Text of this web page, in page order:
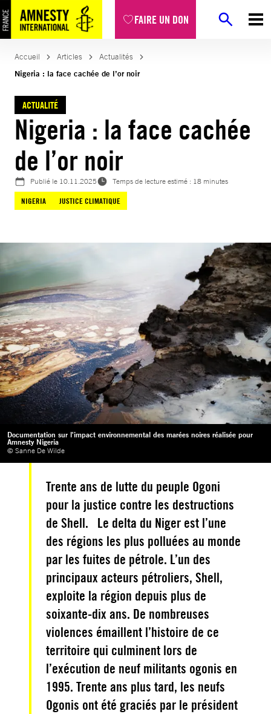
FAIRE UN DON
Aller
au
contenu
Accueil Articles
Actualités
Nigeria : la face cachée de l’or noir
ACTUALITÉ
Nigeria : la face cachée
de l’or noir
Publié le 10.11.2025
Temps de lecture estimé : 18 minutes
NIGERIA
JUSTICE CLIMATIQUE
Documentation sur l'impact environnemental des marées noires réalisée pour
Amnesty Nigeria
© Sanne De Wilde
Trente ans de lutte du peuple Ogoni
pour la justice contre les destructions
de Shell. Le delta du Niger est l’une
des régions les plus polluées au monde
par les fuites de pétrole. L’un des
principaux acteurs pétroliers, Shell,
exploite la région depuis plus de
soixante-dix ans. De nombreuses
violences émaillent l’histoire de ce
territoire qui culminent lors de
l’exécution de neuf militants ogonis en
1995. Trente ans plus tard, les neufs
Ogonis ont été graciés par le président